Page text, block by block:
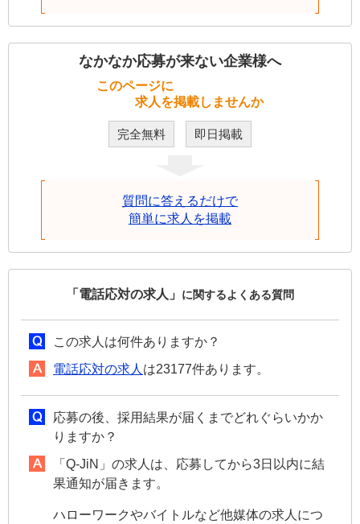
なかなか応募が来ない企業様へ
このページに
求人を掲載しませんか
完全無料 即日掲載
質問に答えるだけで
簡単に求人を掲載
「電話応対の求人」 に関するよくある質問
この求人は何件ありますか？
電話応対の求人 は23177件あります。
応募の後、採用結果が届くまでどれぐらいかか
りますか？
「Q-JiN」の求人は、応募してから3日以内に結
果通知が届きます。
ハローワークやバイトルなど他媒体の求人につ